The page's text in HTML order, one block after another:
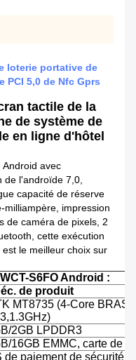
loterie portative de
PCI 5,0 de Nfc Gprs
tactile de la
de système de
en ligne d'hôtel
Android avec
de l'androïde 7,0,
capacité de réserve
impression
de caméra de pixels, 2
cette exécution
le meilleur choix sur
S6FO Android :
de produit
MT8735 (4-Core BRAS
2GB LPDDR3
16GB EMMC, carte de
de paiement de sécurité